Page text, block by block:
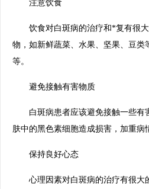
注意饮食
饮食对白斑病的治疗和*复有很大
物，如新鲜蔬菜、水果、坚果、豆
等。
避免接触有害物质
白斑病患者应该避免接触一些有
肤中的黑色素细胞造成损害，加重病
保持良好心态
心理因素对白斑病的治疗有很大